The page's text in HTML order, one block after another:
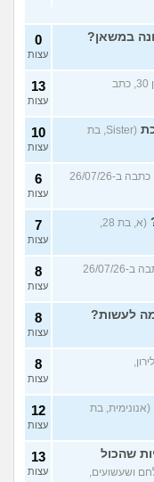
במשאן? 0
עצות
(אלירן, בן 30, כתב
13
עצות
(Sister, בת
10
עצות
(נערה, בת 16, כתבה ב-26/07/26
6
עצות
7
עצות
(.., בת 21, כתבה ב-26/07/26
8
עצות
לעשות? 8
עצות
8
עצות
(אנונימית, בת
12
עצות
שהכול
ושעשועים,
13
עצות